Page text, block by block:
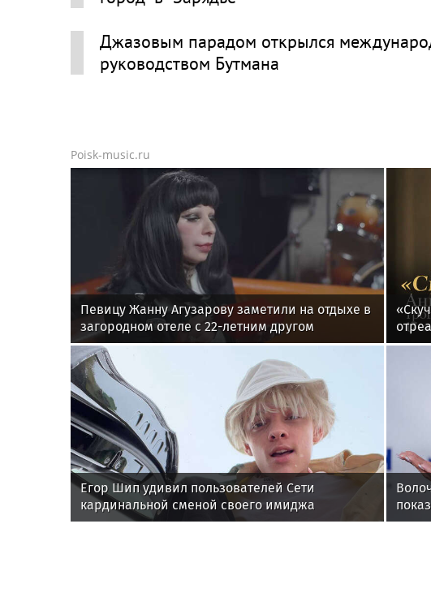
Джазовым парадом открылся
руководством Бутмана
Poisk-music.ru
Певицу Жанну Агузарову заметили на отдыхе в
загородном отеле с 22-летним другом
Егор Шип удивил пользователей Сети
кардинальной сменой своего имиджа